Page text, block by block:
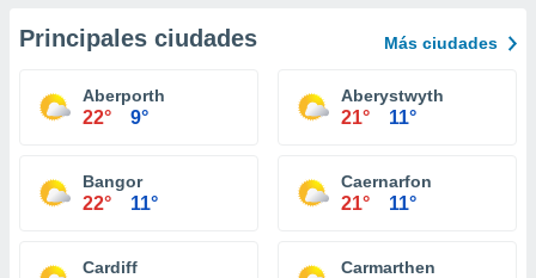
Principales ciudades Más ciudades
Aberporth
22° 9°
Aberystwyth
21° 11°
Bangor
22° 11°
Caernarfon
21° 11°
Cardiff Carmarthen